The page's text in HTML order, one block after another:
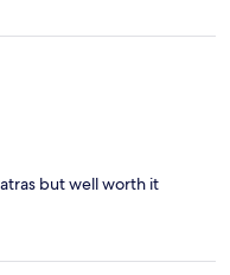
but well worth it